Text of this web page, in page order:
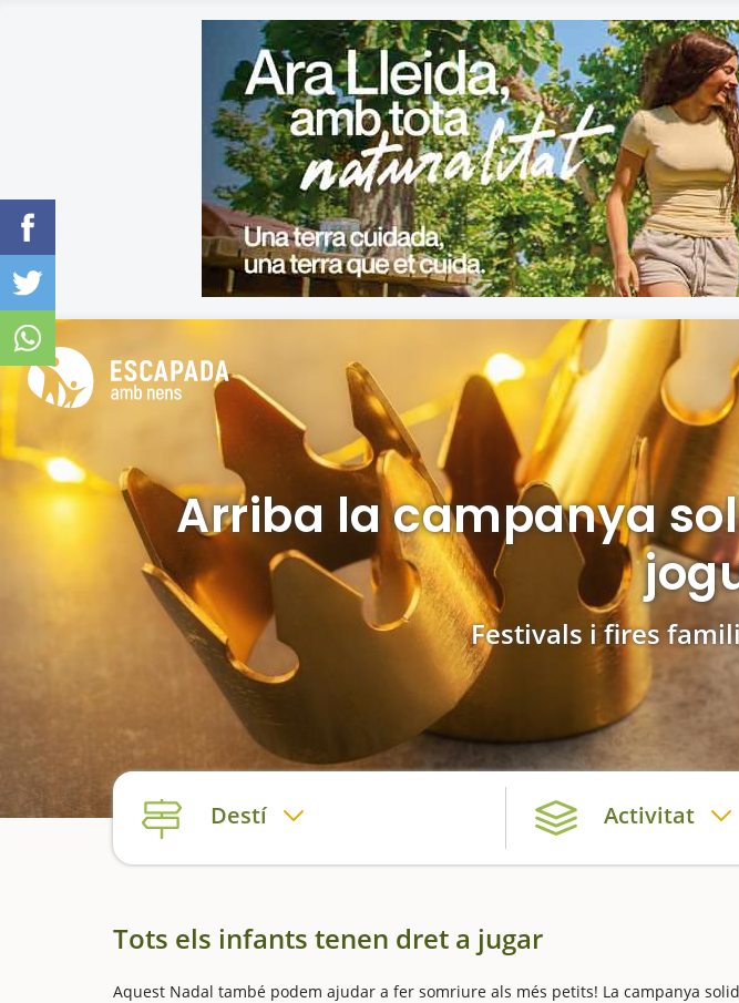
Arriba la campanya
Festivals i fires
Destí Activitat
Tots els infants tenen dret a jugar
Aquest Nadal també podem ajudar a fer somriure als més petits! La campanya